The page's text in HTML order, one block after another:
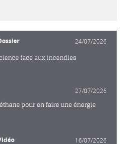
24/07/2026
face aux incendies
27/07/2026
pour en faire une énergie
16/07/2026